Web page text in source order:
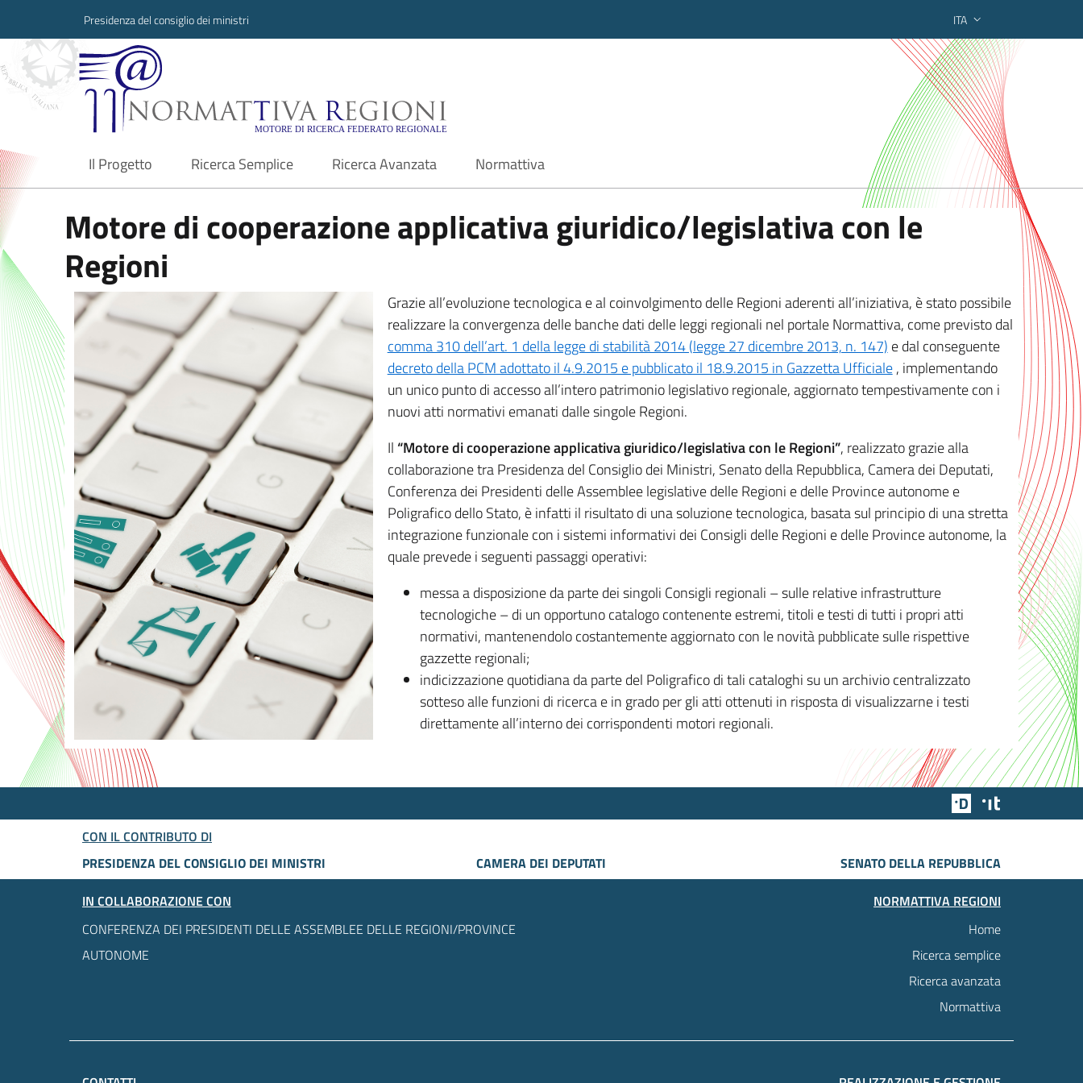
Presidenza del consiglio dei ministri ITA
Normattiva Regioni - Motore di ricerca federato regionale
Il Progetto
current Ricerca Semplice Ricerca Avanzata Normattiva
Motore di cooperazione applicativa giuridico/legislativa con le
Regioni
Grazie all’evoluzione tecnologica e al coinvolgimento delle Regioni aderenti all’iniziativa, è stato possibile
realizzare la convergenza delle banche dati delle leggi regionali nel portale Normattiva, come previsto dal
comma 310 dell’art. 1 della legge di stabilità 2014 (legge 27 dicembre 2013, n. 147) e dal conseguente
decreto della PCM adottato il 4.9.2015 e pubblicato il 18.9.2015 in Gazzetta Ufficiale, implementando
un unico punto di accesso all’intero patrimonio legislativo regionale, aggiornato tempestivamente con i
nuovi atti normativi emanati dalle singole Regioni.
Il “Motore di cooperazione applicativa giuridico/legislativa con le Regioni”, realizzato grazie alla
collaborazione tra Presidenza del Consiglio dei Ministri, Senato della Repubblica, Camera dei Deputati,
Conferenza dei Presidenti delle Assemblee legislative delle Regioni e delle Province autonome e
Poligrafico dello Stato, è infatti il risultato di una soluzione tecnologica, basata sul principio di una stretta
integrazione funzionale con i sistemi informativi dei Consigli delle Regioni e delle Province autonome, la
quale prevede i seguenti passaggi operativi:
messa a disposizione da parte dei singoli Consigli regionali – sulle relative infrastrutture
tecnologiche – di un opportuno catalogo contenente estremi, titoli e testi di tutti i propri atti
normativi, mantenendolo costantemente aggiornato con le novità pubblicate sulle rispettive
gazzette regionali;
indicizzazione quotidiana da parte del Poligrafico di tali cataloghi su un archivio centralizzato
sotteso alle funzioni di ricerca e in grado per gli atti ottenuti in risposta di visualizzarne i testi
direttamente all’interno dei corrispondenti motori regionali.
Team Digitale
CON IL CONTRIBUTO DI
PRESIDENZA DEL CONSIGLIO DEI MINISTRI
CAMERA DEI DEPUTATI
SENATO DELLA REPUBBLICA
IN COLLABORAZIONE CON
CONFERENZA DEI PRESIDENTI DELLE ASSEMBLEE DELLE REGIONI/PROVINCE
AUTONOME
NORMATTIVA REGIONI
Home
Ricerca semplice
Ricerca avanzata
Normattiva